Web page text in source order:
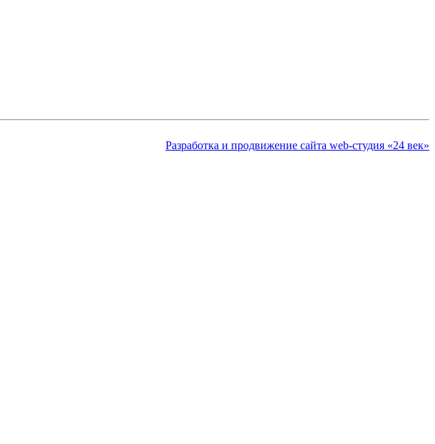
Разработка и продвижение сайта web-студия «24 век»